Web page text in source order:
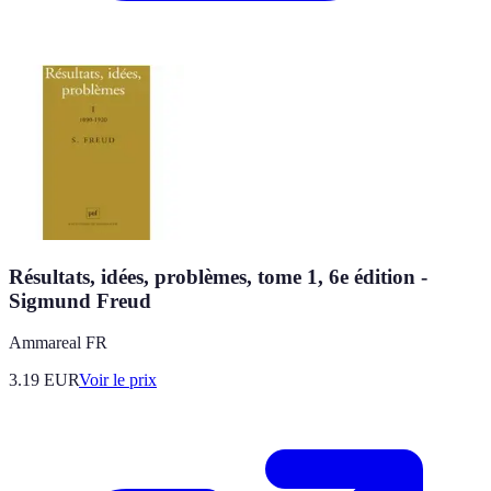
Résultats, idées, problèmes, tome 1, 6e édition -
Sigmund Freud
Ammareal FR
3.19 EURVoir le prix